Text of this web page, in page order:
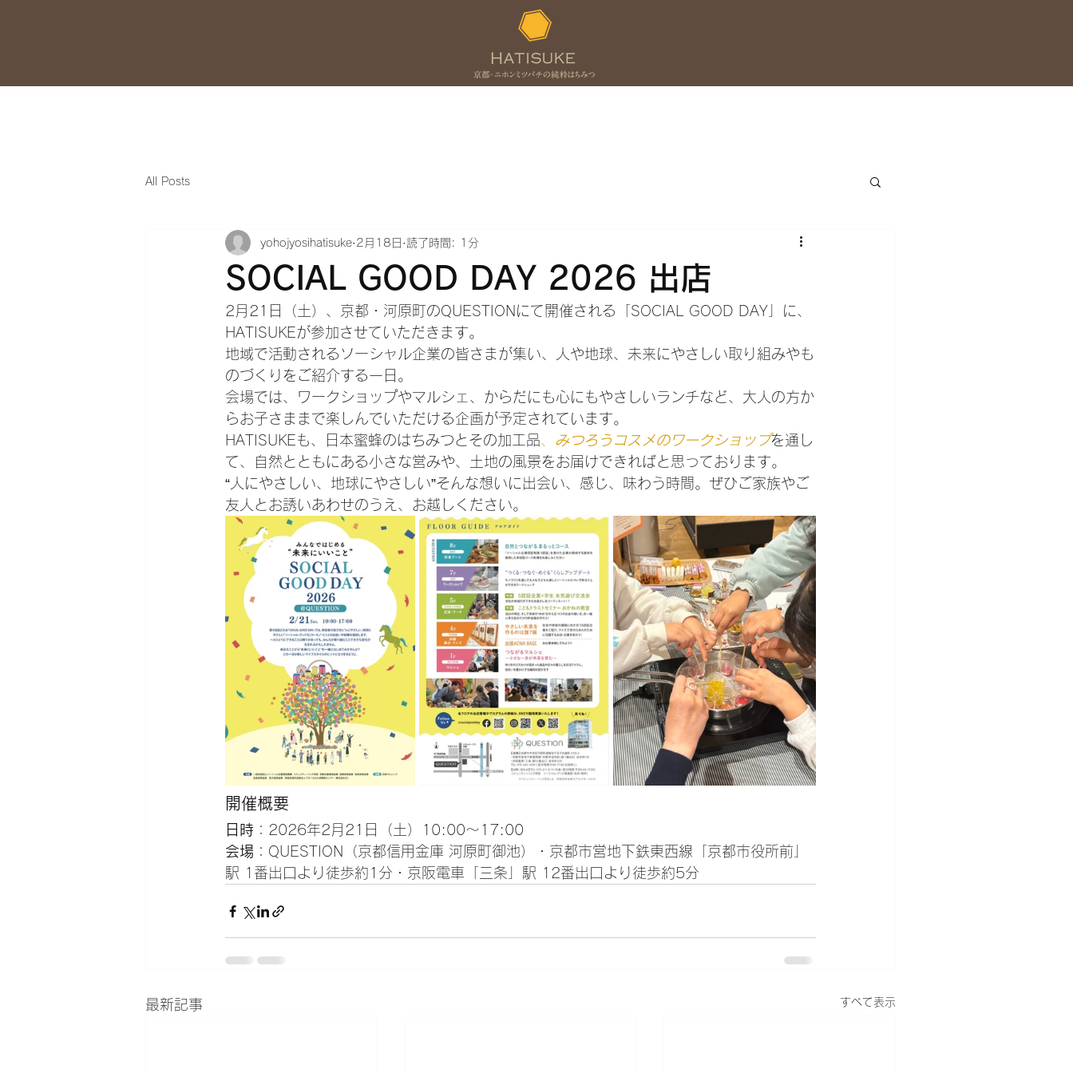
All Posts
SOCIAL GOOD DAY 2026 出店
yohojyosihatisuke 2月18日 読了時間: 1分
2月21日（土）、京都・河原町のQUESTIONにて開催される「SOCIAL GOOD DAY」に、
HATISUKEが参加させていただきます。
地域で活動されるソーシャル企業の皆さまが集い、人や地球、未来にやさしい取り組みやも
のづくりをご紹介する一日。
会場では、ワークショップやマルシェ、からだにも心にもやさしいランチなど、大人の方か
らお子さままで楽しんでいただける企画が予定されています。
HATISUKEも、日本蜜蜂のはちみつとその加工品、 みつろうコスメのワークショップを通し
て、自然とともにある小さな営みや、土地の風景をお届けできればと思っております。
“人にやさしい、地球にやさしい”そんな想いに出会い、感じ、味わう時間。ぜひご家族やご
友人とお誘いあわせのうえ、お越しください。
開催概要
日時 ：2026年2月21日（土）10:00〜17:00
会場 ：QUESTION（京都信用金庫 河原町御池）・京都市営地下鉄東西線「京都市役所前」
駅 1番出口より徒歩約1分・京阪電車「三条」駅 12番出口より徒歩約5分
最新記事 すべて表示